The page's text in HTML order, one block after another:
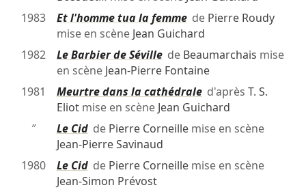
1983
Et l'homme tua la femmede Pierre Roudy
mise en scène Jean Guichard
1982
Le Barbier de Sévillede Beaumarchais mise
en scène Jean-Pierre Fontaine
1981
Meurtre dans la cathédraled'après T. S.
Eliotmise en scène Jean Guichard
″
Le Cidde Pierre Corneillemise en scène
Jean-Pierre Savinaud
1980
Le Cidde Pierre Corneillemise en scène
Jean-Simon Prévost